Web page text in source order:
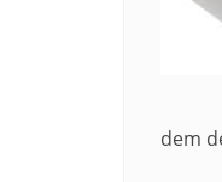
dem